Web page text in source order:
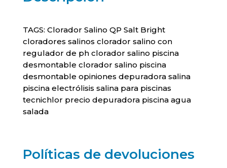
TAGS: Clorador Salino QP Salt Bright
cloradores salinos clorador salino con
regulador de ph clorador salino piscina
desmontable clorador salino piscina
desmontable opiniones depuradora salina
piscina electrólisis salina para piscinas
tecnichlor precio depuradora piscina agua
salada
Políticas de devoluciones